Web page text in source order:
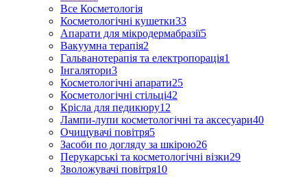
Все Косметологія
Косметологічні кушетки33
Апарати для мікродермабразії5
Вакуумна терапія2
Гальванотерапія та електропорація1
Інгалятори3
Косметологічні апарати25
Косметологічні стільці42
Крісла для педикюру12
Лампи-лупи косметологічні та аксесуари40
Очищувачі повітря5
Засоби по догляду за шкірою26
Перукарські та косметологічні візки29
Зволожувачі повітря10